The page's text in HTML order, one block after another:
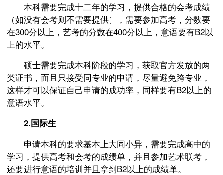
本科需要完成十二年的学习，提供合格的会考成绩
（如没有会考则不需要提供），需要参加高考，分数要
在300分以上，艺考的分数在400分以上，意语要有B2以
上的水平。
硕士需要完成本科阶段的学习，获取官方发放的两
类证书，而且只接受同专业的申请，尽量避免跨专业，
这样才可以保证自己申请的成功率，同样要有B2以上的
意语水平。
2.国际生
申请本科的要求基本上大同小异，需要完成高中的
学习，提供高考和会考的成绩单，并且参加艺术联考，
还要进行意语的培训并且拿到B2以上的成绩单。